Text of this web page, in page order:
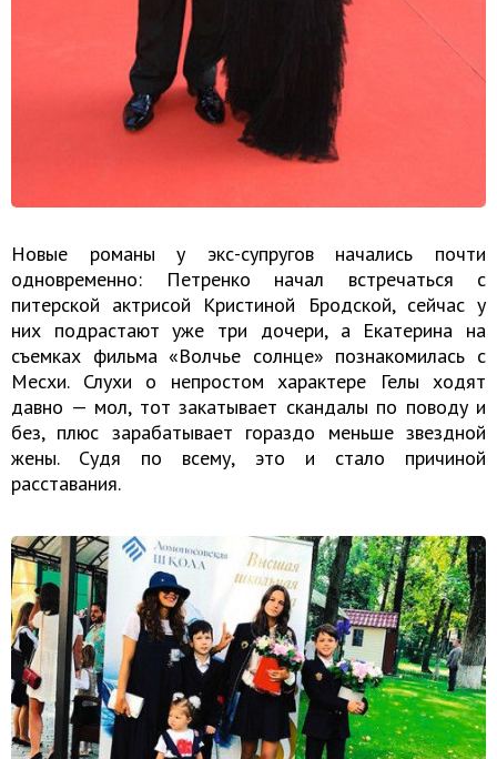
Новые романы у экс-супругов начались почти
одновременно: Петренко начал встречаться с
питерской актрисой Кристиной Бродской, сейчас у
них подрастают уже три дочери, а Екатерина на
съемках фильма «Волчье солнце» познакомилась с
Месхи. Слухи о непростом характере Гелы ходят
давно — мол, тот закатывает скандалы по поводу и
без, плюс зарабатывает гораздо меньше звездной
жены. Судя по всему, это и стало причиной
расставания.